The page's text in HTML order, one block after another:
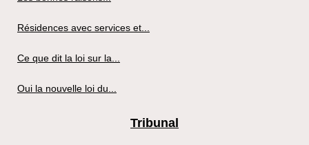
Résidences avec services et...
Ce que dit la loi sur la...
Oui la nouvelle loi du...
Tribunal